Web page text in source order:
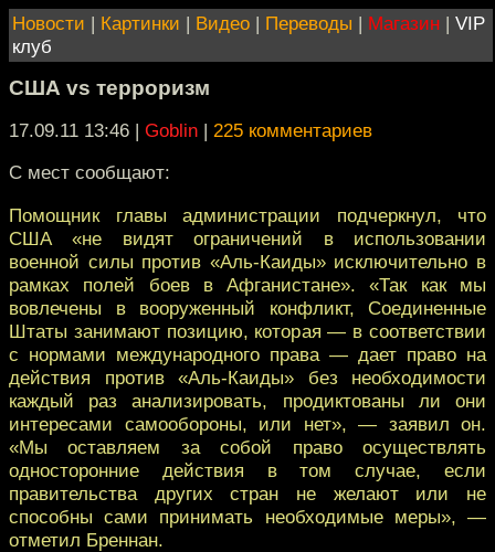
Новости | Картинки | Видео | Переводы | Магазин | VIP
клуб
США vs терроризм
17.09.11 13:46 | Goblin | 225 комментариев
C мест сообщают:
Помощник главы администрации подчеркнул, что
США «не видят ограничений в использовании
военной силы против «Аль-Каиды» исключительно в
рамках полей боев в Афганистане». «Так как мы
вовлечены в вооруженный конфликт, Соединенные
Штаты занимают позицию, которая — в соответствии
с нормами международного права — дает право на
действия против «Аль-Каиды» без необходимости
каждый раз анализировать, продиктованы ли они
интересами самообороны, или нет», — заявил он.
«Мы оставляем за собой право осуществлять
односторонние действия в том случае, если
правительства других стран не желают или не
способны сами принимать необходимые меры», —
отметил Бреннан.